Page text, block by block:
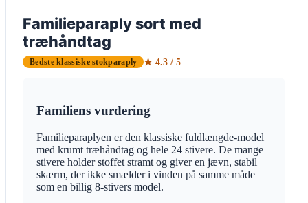
Familieparaply sort med
træhåndtag
Bedste klassiske stokparaply ★ 4.3 / 5
Familiens vurdering
Familieparaplyen er den klassiske fuldlængde-model
med krumt træhåndtag og hele 24 stivere. De mange
stivere holder stoffet stramt og giver en jævn, stabil
skærm, der ikke smælder i vinden på samme måde
som en billig 8-stivers model.